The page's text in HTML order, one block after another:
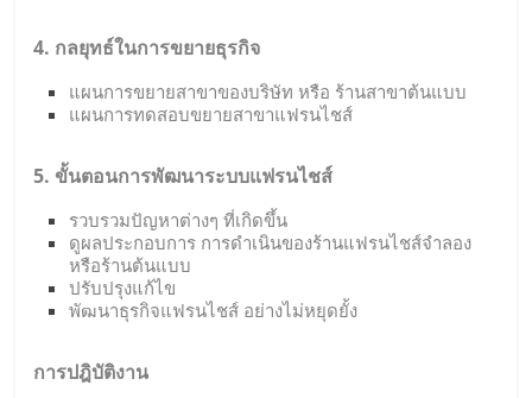
4. กลยุทธ์ในการขยายธุรกิจ
แผนการขยายสาขาของบริษัท หรือ ร้านสาขาต้นแบบ
แผนการทดสอบขยายสาขาแฟรนไชส์
5. ขั้นตอนการพัฒนาระบบแฟรนไชส์
รวบรวมปัญหาต่างๆ ที่เกิดขึ้น
ดูผลประกอบการ การดำเนินของร้านแฟรนไชส์จำลอง
หรือร้านต้นแบบ
ปรับปรุงแก้ไข
พัฒนาธุรกิจแฟรนไชส์ อย่างไม่หยุดยั้ง
การปฎิบัติงาน